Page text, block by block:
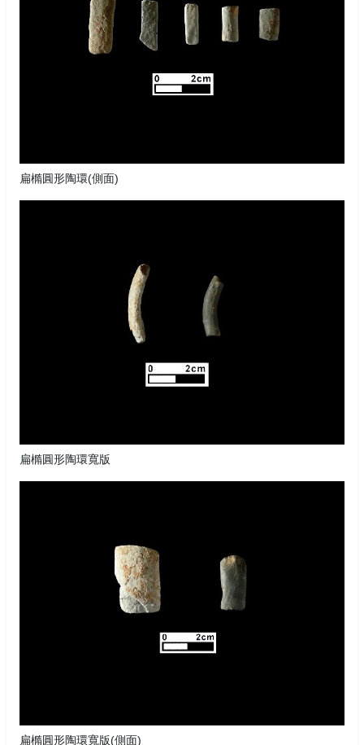
扁橢圓形陶環(側面)
扁橢圓形陶環寬版
扁橢圓形陶環寬版(側面)